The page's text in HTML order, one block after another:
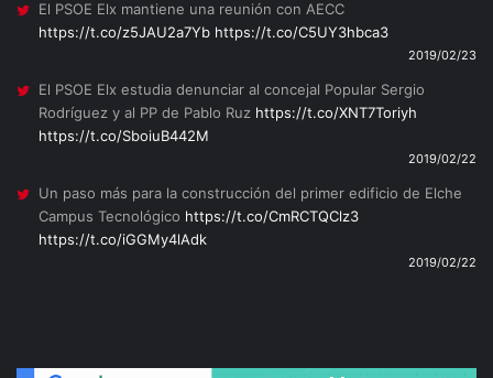
El PSOE Elx mantiene una reunión con AECC
https://t.co/z5JAU2a7Yb https://t.co/C5UY3hbca3
2019/02/23
El PSOE Elx estudia denunciar al concejal Popular Sergio
Rodríguez y al PP de Pablo Ruz https://t.co/XNT7Toriyh
https://t.co/SboiuB442M
2019/02/22
Un paso más para la construcción del primer edificio de Elche
Campus Tecnológico https://t.co/CmRCTQClz3
https://t.co/iGGMy4lAdk
2019/02/22